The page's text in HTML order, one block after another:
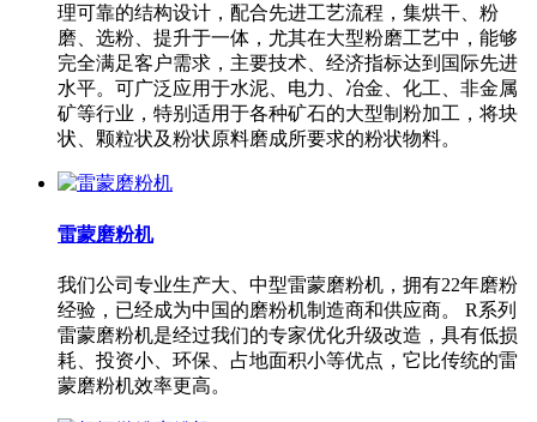
理可靠的结构设计，配合先进工艺流程，集烘干、粉
磨、选粉、提升于一体，尤其在大型粉磨工艺中，能够
完全满足客户需求，主要技术、经济指标达到国际先进
水平。可广泛应用于水泥、电力、冶金、化工、非金属
矿等行业，特别适用于各种矿石的大型制粉加工，将块
状、颗粒状及粉状原料磨成所要求的粉状物料。
雷蒙磨粉机
我们公司专业生产大、中型雷蒙磨粉机，拥有22年磨粉
经验，已经成为中国的磨粉机制造商和供应商。 R系列
雷蒙磨粉机是经过我们的专家优化升级改造，具有低损
耗、投资小、环保、占地面积小等优点，它比传统的雷
蒙磨粉机效率更高。